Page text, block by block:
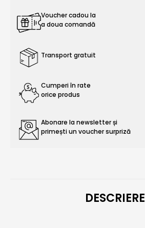
Voucher cadou la
a doua comandă
Transport gratuit
Cumperi în rate
orice produs
Abonare la newsletter și
primești un voucher surpriză
DESCRIERE